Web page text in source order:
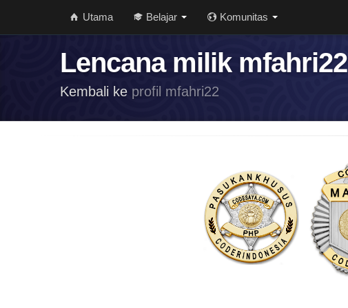
Utama Belajar Komunitas
Lencana milik mfahri22
Kembali ke profil mfahri22